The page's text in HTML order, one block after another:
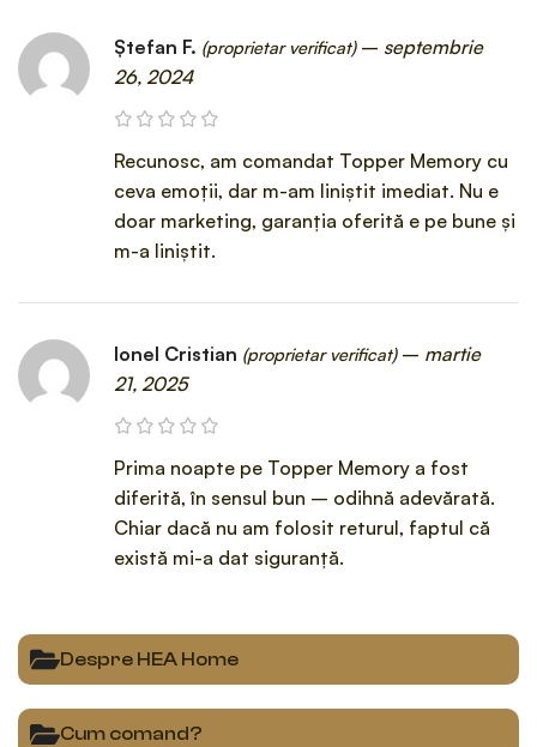
Ștefan F. (proprietar verificat) – septembrie
26, 2024
Recunosc, am comandat Topper Memory cu
ceva emoții, dar m-am liniștit imediat. Nu e
doar marketing, garanția oferită e pe bune și
m-a liniștit.
Ionel Cristian (proprietar verificat) – martie
21, 2025
Prima noapte pe Topper Memory a fost
diferită, în sensul bun – odihnă adevărată.
Chiar dacă nu am folosit returul, faptul că
există mi-a dat siguranță.
Despre HEA Home
Cum comand?